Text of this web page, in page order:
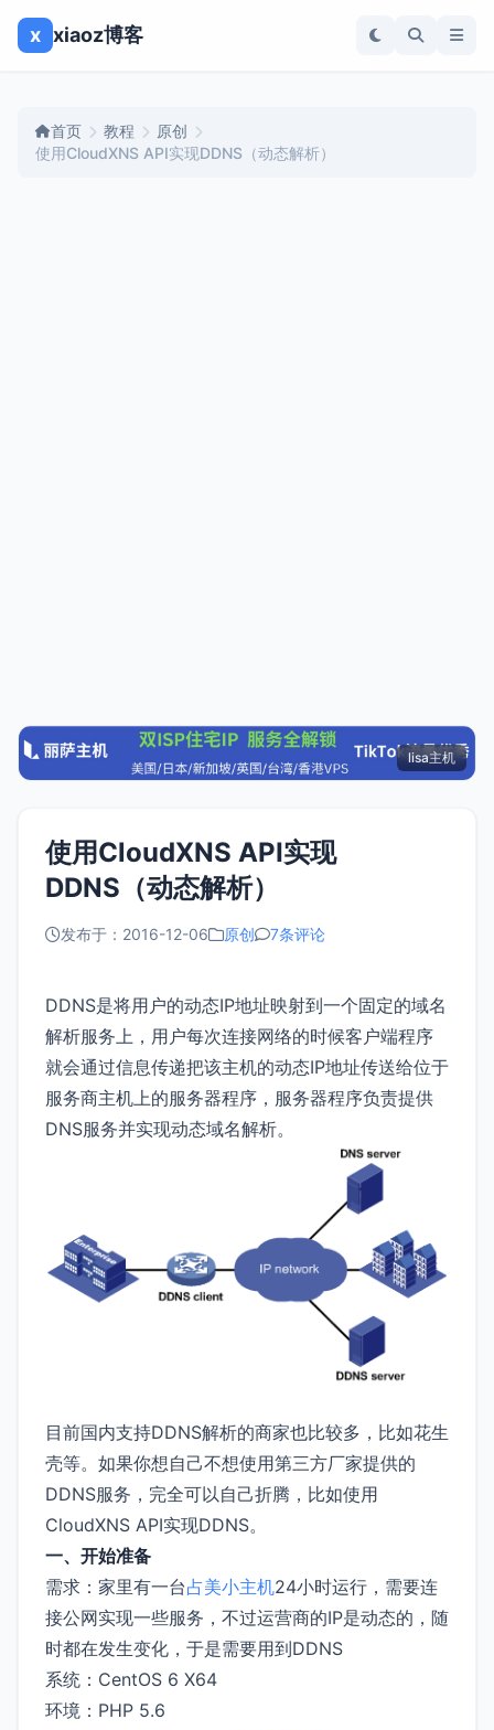
x xiaoz博客
首页 教程
原创
使用CloudXNS API实现DDNS（动态解析）
lisa主机
使用CloudXNS API实现
DDNS（动态解析）
发布于：2016-12-06 原创 7条评论
DDNS是将用户的动态IP地址映射到一个固定的域名
解析服务上，用户每次连接网络的时候客户端程序
就会通过信息传递把该主机的动态IP地址传送给位于
服务商主机上的服务器程序，服务器程序负责提供
DNS服务并实现动态域名解析。
目前国内支持DDNS解析的商家也比较多，比如花生
壳等。如果你想自己不想使用第三方厂家提供的
DDNS服务，完全可以自己折腾，比如使用
CloudXNS API实现DDNS。
一、开始准备
需求：家里有一台占美小主机24小时运行，需要连
接公网实现一些服务，不过运营商的IP是动态的，随
时都在发生变化，于是需要用到DDNS
系统：CentOS 6 X64
环境：PHP 5.6